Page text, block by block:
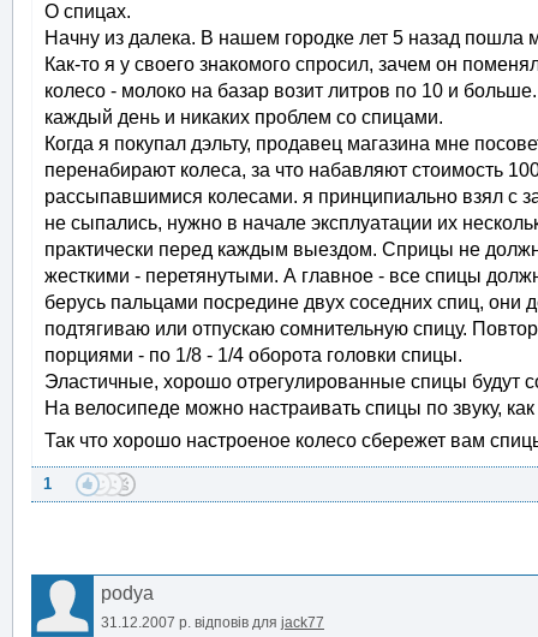
О спицах.
Начну из далека. В нашем городке лет 5 назад
Как-то я у своего знакомого спросил, зачем он
колесо - молоко на базар возит литров по 10 и
каждый день и никаких проблем со спицами.
Когда я покупал дэльту, продавец магазина мне
перенабирают колеса, за что набавляют стоимость
рассыпавшимися колесами. я принципиально взял с
не сыпались, нужно в начале эксплуатации их
практически перед каждым выездом. Сприцы не
жесткими - перетянутыми. А главное - все спицы
берусь пальцами посредине двух соседних спиц,
подтягиваю или отпускаю сомнительную спицу.
порциями - по 1/8 - 1/4 оборота головки спицы.
Эластичные, хорошо отрегулированные спицы будут
На велосипеде можно настраивать спицы по звуку,
Так что хорошо настроеное колесо сбережет вам
1
podya
31.12.2007 р. відповів для jack77